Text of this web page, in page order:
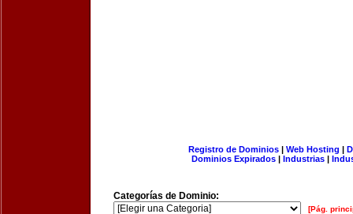
Registro de Dominios| Web Hosting |
Dominios Expirados | Industrias |
Categorías de Dominio:
[Pág.